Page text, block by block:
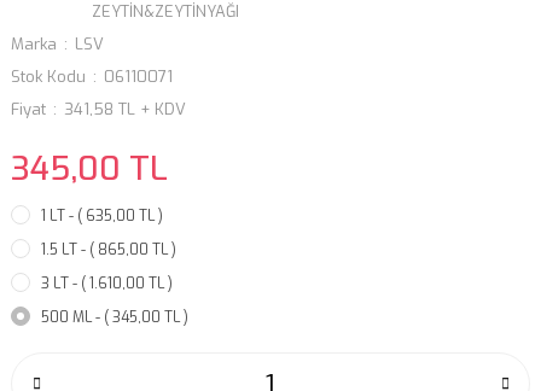
ZEYTİN&ZEYTİNYAĞI
Marka
LSV
Stok Kodu
06110071
Fiyat
341,58 TL + KDV
345,00 TL
1 LT - ( 635,00 TL )
1.5 LT - ( 865,00 TL )
3 LT - ( 1.610,00 TL )
500 ML - ( 345,00 TL )